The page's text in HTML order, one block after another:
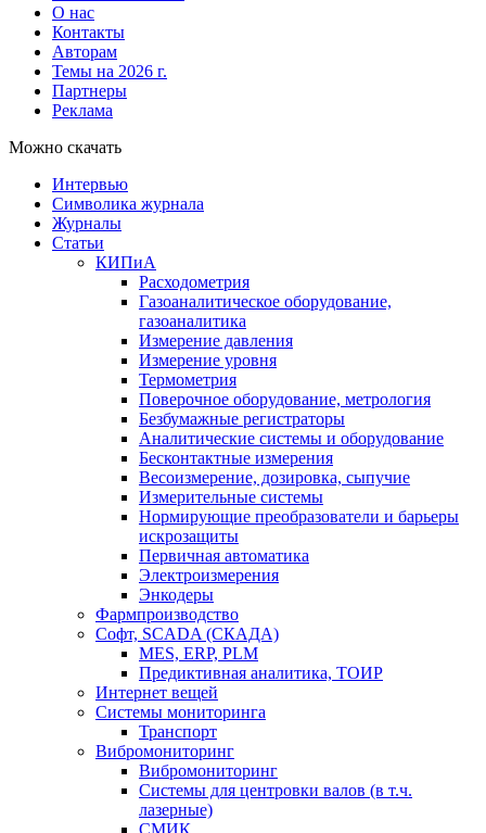
О нас
Контакты
Авторам
Темы на 2026 г.
Партнеры
Реклама
Можно скачать
Интервью
Символика журнала
Журналы
Статьи
КИПиА
Расходометрия
Газоаналитическое оборудование,
газоаналитика
Измерение давления
Измерение уровня
Термометрия
Поверочное оборудование, метрология
Безбумажные регистраторы
Аналитические системы и оборудование
Бесконтактные измерения
Весоизмерение, дозировка, сыпучие
Измерительные системы
Нормирующие преобразователи и барьеры
искрозащиты
Первичная автоматика
Электроизмерения
Энкодеры
Фармпроизводство
Софт, SCADA (СКАДА)
MES, ERP, PLM
Предиктивная аналитика, ТОИР
Интернет вещей
Системы мониторинга
Транспорт
Вибромониторинг
Вибромониторинг
Системы для центровки валов (в т.ч.
лазерные)